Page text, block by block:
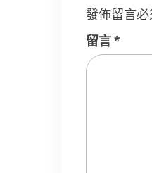
發佈留言
留言*